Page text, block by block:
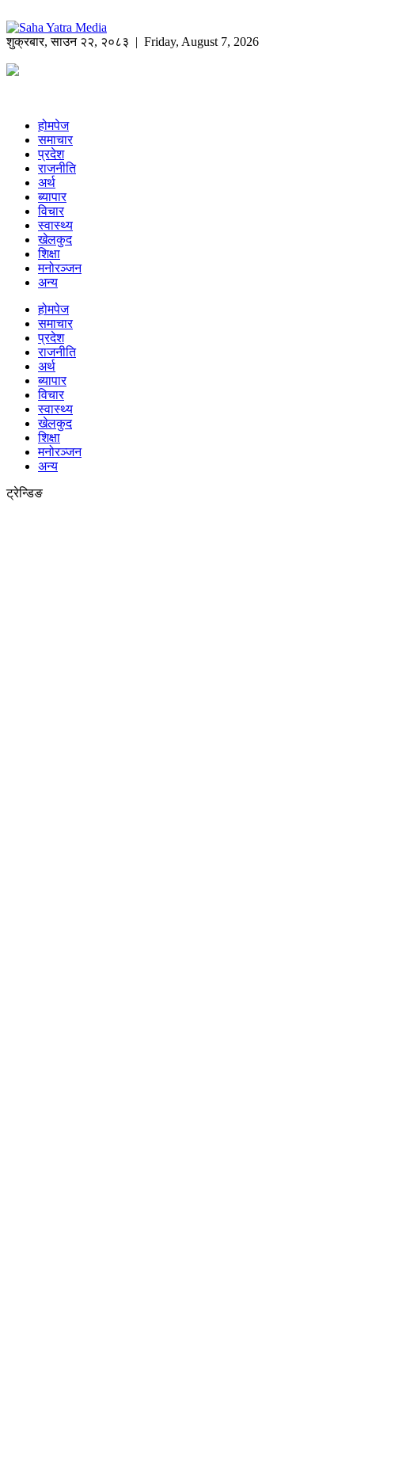
शुक्रबार,साउन २२, २०८३ | Friday, August 7, 2026
होमपेज
समाचार
प्रदेश
राजनीति
अर्थ
ब्यापार
विचार
स्वास्थ्य
खेलकुद
शिक्षा
मनोरञ्जन
अन्य
होमपेज
समाचार
प्रदेश
राजनीति
अर्थ
ब्यापार
विचार
स्वास्थ्य
खेलकुद
शिक्षा
मनोरञ्जन
अन्य
ट्रेन्डिङ